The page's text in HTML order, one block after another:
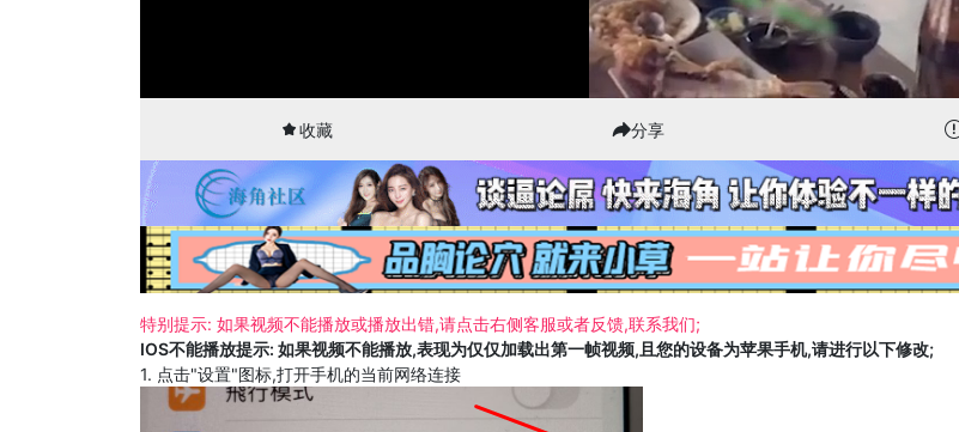
收藏 分享
特别提示: 如果视频不能播放或播放出错,请点击右侧客服或者反馈,联系我们;
IOS不能播放提示: 如果视频不能播放,表现为仅仅加载出第一帧视频,且您的设备为苹果手机,请进行以下修改;
1. 点击"设置"图标,打开手机的当前网络连接